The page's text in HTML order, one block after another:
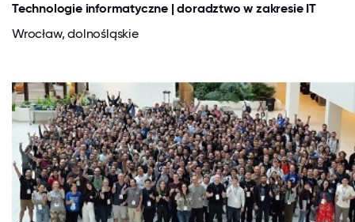
Technologie informatyczne | doradztwo w zakresie IT
Wrocław, dolnośląskie